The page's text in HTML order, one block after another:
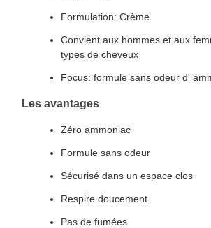
Formulation: Crème
Convient aux hommes et aux
types de cheveux
Focus: formule sans odeur d'
Les avantages
Zéro ammoniac
Formule sans odeur
Sécurisé dans un espace clos
Respire doucement
Pas de fumées